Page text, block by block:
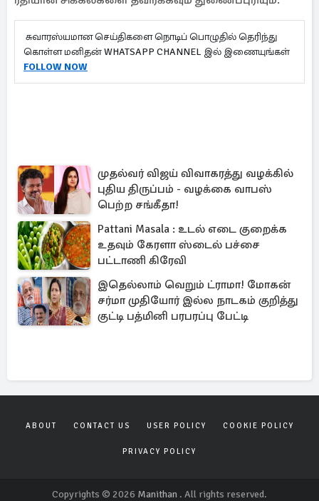
சுவாரஸ்யமான செய்திகளை நொடிப் பொழுதில் தெரிந்து
கொள்ள மனிதன் WHATSAPP CHANNEL இல் இணையுங்கள்
FOLLOW NOW
முதல்வர் விஜய் விவாகரத்து வழக்கில்
புதிய திருப்பம் - வழக்கை வாபஸ்
பெற்ற சங்கீதா!
Pattani Masala : உடல் எடை குறைக்க
உதவும் கேரளா ஸ்டைல் பச்சை
பட்டாணி கிரேவி
இதெல்லாம் வெறும் ட்ராமா! மோகன்
சர்மா முதியோர் இல்ல நாடகம் குறித்து
குட்டி பத்மினி பரபரப்பு பேட்டி
ABOUT CONTACT US USER POLICY COOKIE POLICY
PRIVACY POLICY
Copyrights © 2026 Manithan . All rights reserved.